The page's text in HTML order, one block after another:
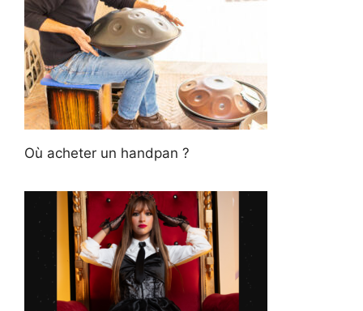
Où acheter un handpan ?